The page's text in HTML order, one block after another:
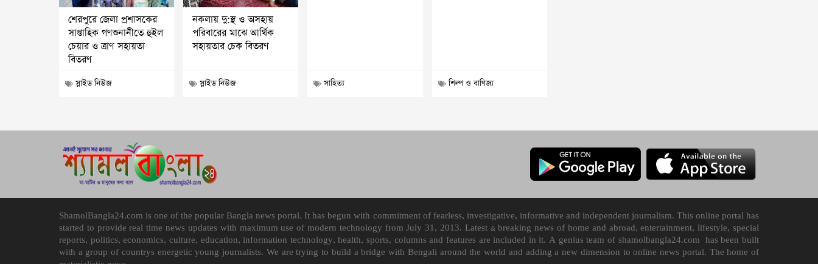
শেরপুরে জেলা প্রশাসকের
সাপ্তাহিক গণশুনানীতে হুইল
চেয়ার ও ত্রাণ সহায়তা
বিতরণ
স্লাইড নিউজ
নকলায় দু:স্থ ও অসহায়
পরিবারের মাঝে আর্থিক
সহায়তার চেক বিতরণ
স্লাইড নিউজ সাহিত্য শিল্প ও বাণিজ্য
ShamolBangla24.com is one of the popular Bangla news portal. It has begun with commitment of fearless, investigative, informative and independent journalism. This online portal has
started to provide real time news updates with maximum use of modern technology from July 31, 2013. Latest & breaking news of home and abroad, entertainment, lifestyle, special
reports, politics, economics, culture, education, information technology, health, sports, columns and features are included in it. A genius team of shamolbangla24.com has been built
with a group of countrys energetic young journalists. We are trying to build a bridge with Bengali around the world and adding a new dimension to online news portal. The home of